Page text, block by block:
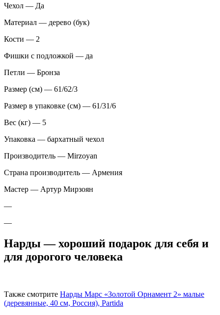
Чехол — Да
Материал — дерево (бук)
Кости — 2
Фишки с подложкой — да
Петли — Бронза
Размер (см) — 61/62/3
Размер в упаковке (см) — 61/31/6
Вес (кг) — 5
Упаковка — бархатный чехол
Производитель — Mirzoyan
Страна производитель — Армения
Мастер — Артур Мирзоян
—
—
Нарды — хороший подарок для себя и
для дорогого человека
Также смотрите Нарды Марс «Золотой Орнамент 2» малые
(деревянные, 40 см, Россия), Partida